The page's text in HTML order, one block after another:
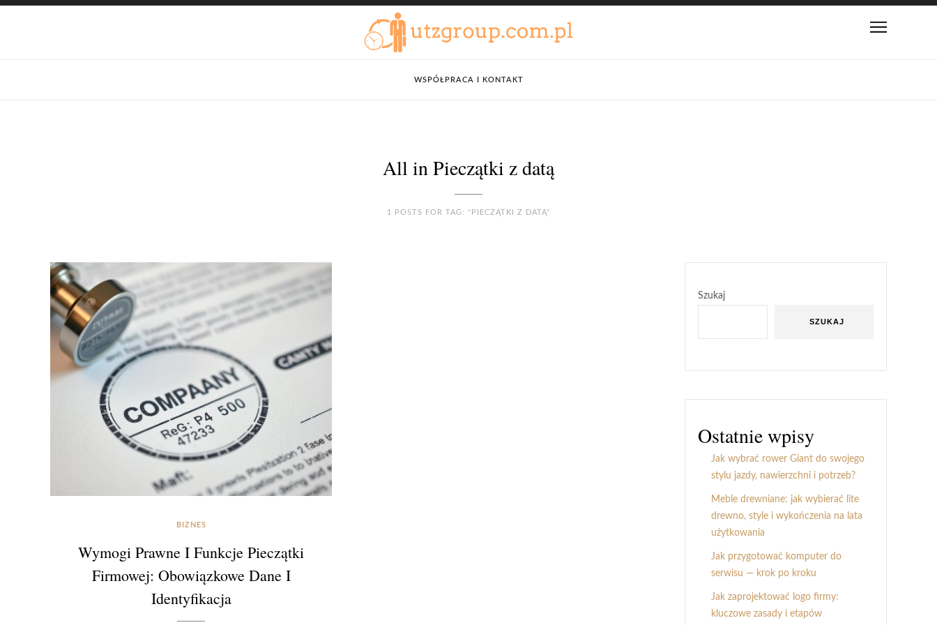
WSPÓŁPRACA I KONTAKT
All in Pieczątki z datą
1 POSTS FOR TAG: "PIECZĄTKI Z DATĄ"
BIZNES
Wymogi Prawne I Funkcje Pieczątki
Firmowej: Obowiązkowe Dane I
Identyfikacja
Szukaj
SZUKAJ
Ostatnie wpisy
Jak wybrać rower Giant do swojego
stylu jazdy, nawierzchni i potrzeb?
Meble drewniane: jak wybierać lite
drewno, style i wykończenia na lata
użytkowania
Jak przygotować komputer do
serwisu — krok po kroku
Jak zaprojektować logo firmy:
kluczowe zasady i etapów